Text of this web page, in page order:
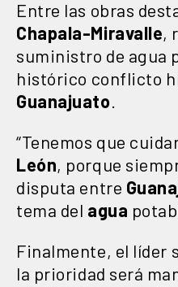
Entre las obras
Chapala-Miravalle,
suministro de agua
histórico conflicto
Guanajuato
“Tenemos que
León, porque
disputa entre
tema del agua
Finalmente, el líder
la prioridad será